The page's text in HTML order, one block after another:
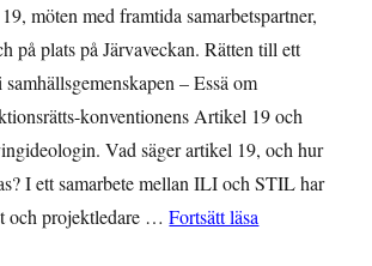
i
Sverige
med
till
ett
självbestämt
möten med framtida samarbetspartner,
på plats på Järvaveckan. Rätten till ett
– Essä om
konventionens Artikel 19 och
Vad säger artikel 19, och hur
I ett samarbete mellan ILI och STIL har
och projektledare …Fortsätt läsa